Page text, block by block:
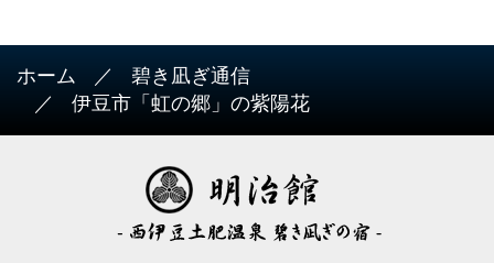
ホーム
碧き凪ぎ通信
伊豆市「虹の郷」の紫陽花